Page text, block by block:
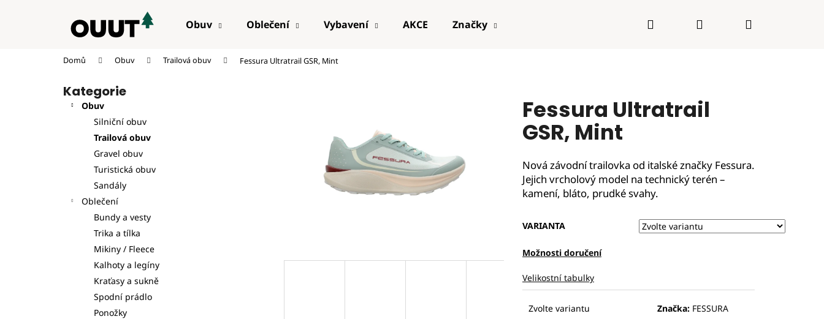
Obuv Oblečení Vybavení AKCE Značky Hledat PřihlášeníNákupní
Domů Obuv Trailová obuv Fessura Ultratrail GSR, Mint
Přeskočit
kategorie
Kategorie
Obuv
Silniční obuv
Trailová obuv
Gravel obuv
Turistická obuv
Sandály
Oblečení
Bundy a vesty
Trika a tílka
Mikiny / Fleece
Kalhoty a legíny
Kraťasy a sukně
Spodní prádlo
Ponožky
Fessura Ultratrail
GSR, Mint
Nová závodní trailovka od italské značky Fessura.
Jejich vrcholový model na technický terén –
kamení, bláto, prudké svahy.
VARIANTA
Možnosti doručení
Velikostní tabulky
Zvolte variantu Značka: FESSURA